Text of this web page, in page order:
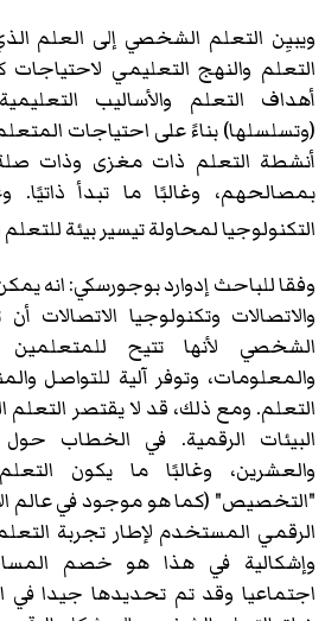
ويبيِن التعلم الشخصي إلى العلم
التعلم والنهج التعليمي
أهداف التعلم والأساليب
(وتسلسلها) بناءً على احتياجات
أنشطة التعلم ذات مغزى وذات
بمصالحهم، وغالبًا ما تبدأ
التكنولوجيا لمحاولة تيسير بيئة
وفقا للباحث إدوارد بوجورسكي: انه
والاتصالات وتكنولوجيا الاتصالات
الشخصي لأنها تتيح للمتعلمين
والمعلومات، وتوفر آلية للتواصل
التعلم. ومع ذلك، قد لا يقتصر
البيئات الرقمية. في الخطاب
والعشرين، وغالبًا ما يكون
"التخصيص" (كما هو موجود في عالم
الرقمي المستخدم لإطار تجربة
وإشكالية في هذا هو خصم
اجتماعيا وقد تم تحديدها جيدا في